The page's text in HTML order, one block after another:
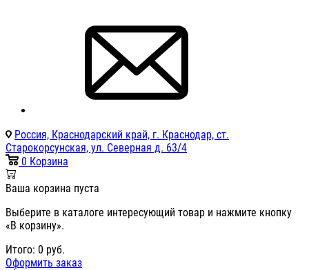
Россия, Краснодарский край, г. Краснодар, ст.
Старокорсунская, ул. Северная д. 63/4
0 Корзина
Ваша корзина пуста
Выберите в каталоге интересующий товар и нажмите кнопку
«В корзину».
Итого: 0 руб.
Оформить заказ